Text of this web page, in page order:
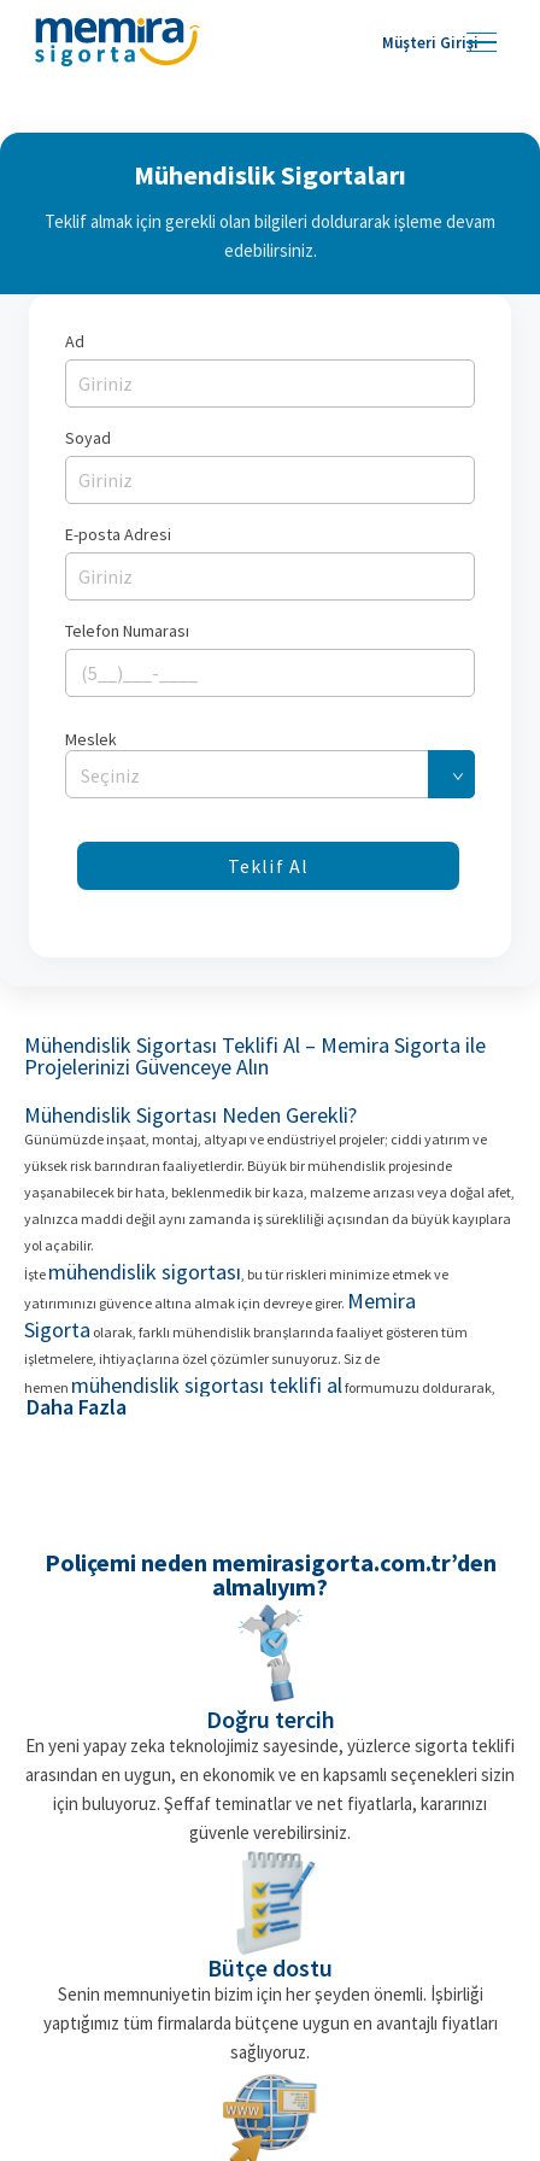
Müşteri Girişi
Mühendislik Sigortaları
Teklif almak için gerekli olan bilgileri doldurarak işleme devam
edebilirsiniz.
Ad
Soyad
E-posta Adresi
Telefon Numarası
Meslek
Seçiniz
Teklif Al
Mühendislik Sigortası Teklifi Al – Memira Sigorta ile
Projelerinizi Güvenceye Alın
Mühendislik Sigortası Neden Gerekli?
Günümüzde inşaat, montaj, altyapı ve endüstriyel projeler; ciddi yatırım ve
yüksek risk barındıran faaliyetlerdir. Büyük bir mühendislik projesinde
yaşanabilecek bir hata, beklenmedik bir kaza, malzeme arızası veya doğal afet,
yalnızca maddi değil aynı zamanda iş sürekliliği açısından da büyük kayıplara
yol açabilir.
İşte mühendislik sigortası, bu tür riskleri minimize etmek ve
yatırımınızı güvence altına almak için devreye girer. Memira
Sigorta olarak, farklı mühendislik branşlarında faaliyet gösteren tüm
işletmelere, ihtiyaçlarına özel çözümler sunuyoruz. Siz de
hemen mühendislik sigortası teklifi alformumuzu doldurarak,
projenizi güvenceye alabilirsiniz.
karşılaşabileceği riskleri kapsayan özel bir sigorta türüdür.
Bu sigorta türü, projenin her aşamasında karşılaşılabilecek riskleri kapsar:
Yangın, patlama, doğal afet, hırsızlık, üçüncü şahıs
Ekipman arızaları, kurulum hataları, teknik
aksaklıklar
• İşletme sürecinde: Makine kırılması, elektrik arızaları, üretim durması
Temel Amaç:
Projenin tamamlanma sürecinde karşılaşabileceğiniz beklenmedik maddi
kayıpları minimize etmek, sürecin kesintisiz ilerlemesini sağlamak ve
Kimler Mühendislik Sigortası Yaptırmalı?
Mühendislik sigortası, yalnızca büyük inşaat şirketlerinin değil, her
ölçekte proje yürüten firmaların ihtiyacıdır.
Aşağıdaki alanlarda faaliyet gösteriyorsanız, sizin için
sigortası yaptırmak kritik öneme sahiptir
Daha Fazla
Poliçemi neden memirasigorta.com.tr’den
almalıyım?
Doğru tercih
En yeni yapay zeka teknolojimiz sayesinde, yüzlerce sigorta teklifi
arasından en uygun, en ekonomik ve en kapsamlı seçenekleri sizin
için buluyoruz. Şeffaf teminatlar ve net fiyatlarla, kararınızı
güvenle verebilirsiniz.
Bütçe dostu
Senin memnuniyetin bizim için her şeyden önemli. İşbirliği
yaptığımız tüm firmalarda bütçene uygun en avantajlı fiyatları
sağlıyoruz.